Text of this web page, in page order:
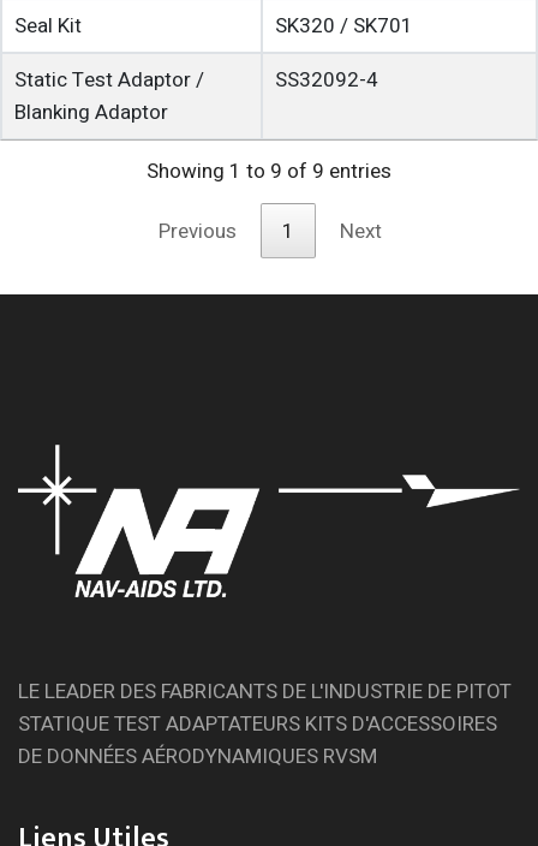
Seal Kit
SK320 / SK701
Static Test Adaptor /
Blanking Adaptor
SS32092-4
Showing 1 to 9 of 9 entries
Previous
1 Next
LE LEADER DES FABRICANTS DE L'INDUSTRIE DE PITOT
STATIQUE TEST ADAPTATEURS KITS D'ACCESSOIRES
DE DONNÉES AÉRODYNAMIQUES RVSM